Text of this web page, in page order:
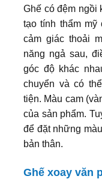
Ghế có đệm ngồi
tạo tính thẩm mỹ
cảm giác thoải
năng ngả sau,
góc độ khác
chuyển và có
tiện. Màu cam
của sản phẩm.
để đặt những
bản thân.
Ghế xoay văn